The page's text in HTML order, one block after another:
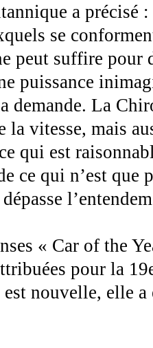
a précisé
se
peut suffire pour
puissance
demande. La
la vitesse, mais
qui est
ce qui n’est
« Car of the
pour la
nouvelle, elle